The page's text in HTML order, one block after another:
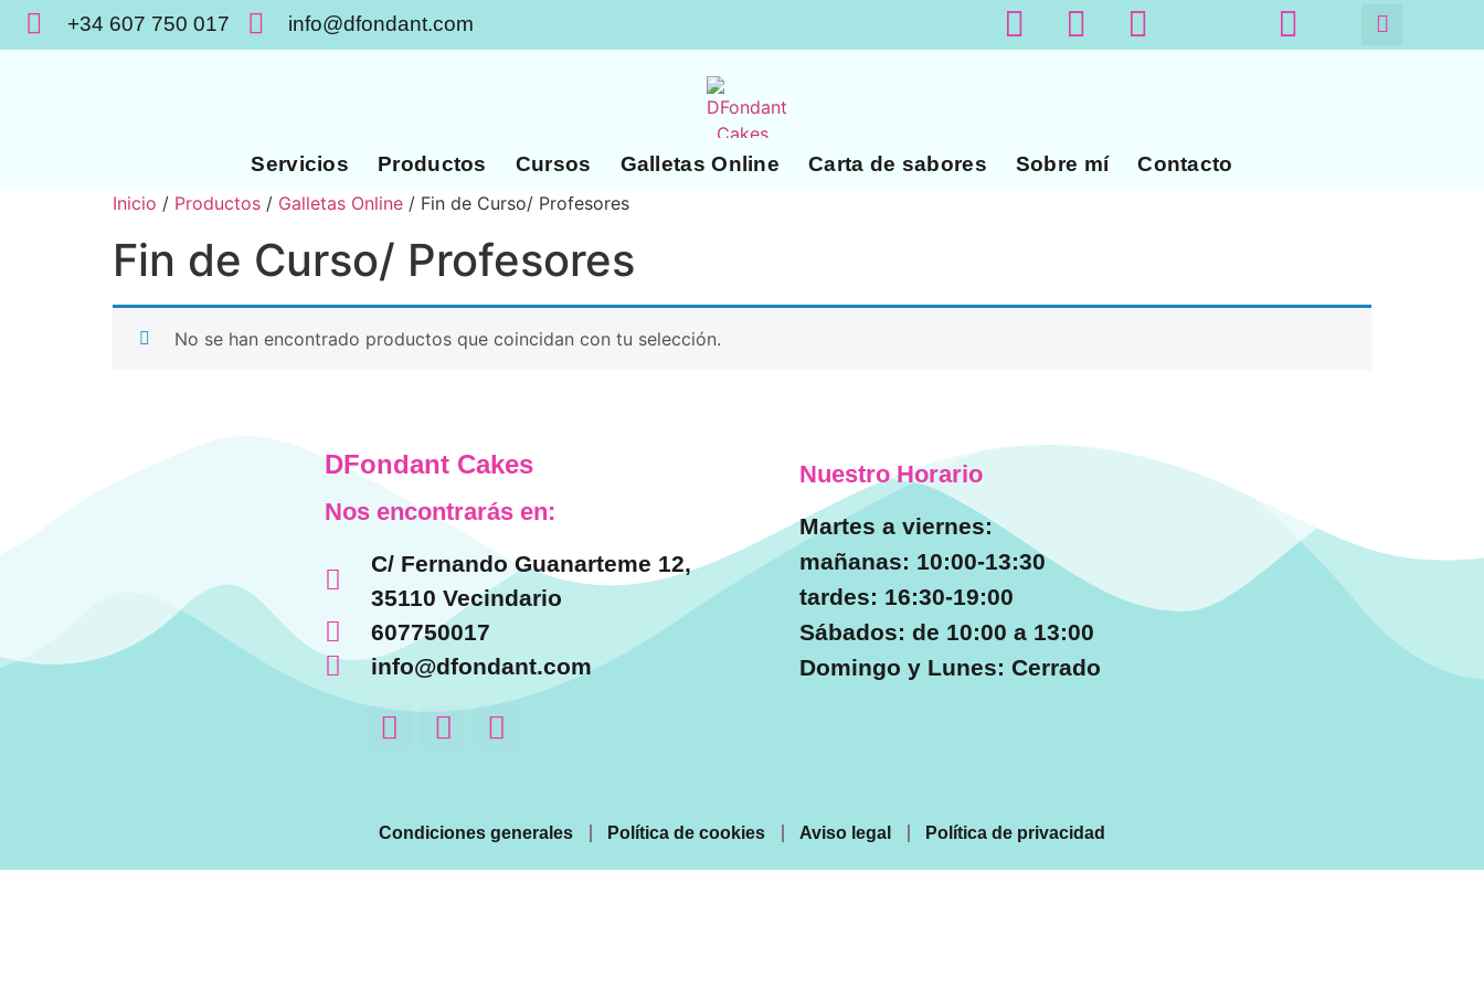
+34 607 750 017 info@dfondant.com
Servicios Productos Cursos Galletas Online Carta de sabores Sobre mí Contacto
Inicio / Productos / Galletas Online / Fin de Curso/ Profesores
Fin de Curso/ Profesores
No se han encontrado productos que coincidan con tu selección.
DFondant Cakes
Nos encontrarás en:
C/ Fernando Guanarteme 12,
35110 Vecindario
607750017
info@dfondant.com
Nuestro Horario
Martes a viernes:
mañanas: 10:00-13:30
tardes: 16:30-19:00
Sábados: de 10:00 a 13:00
Domingo y Lunes: Cerrado
Condiciones generales Política de cookies Aviso legal Política de privacidad